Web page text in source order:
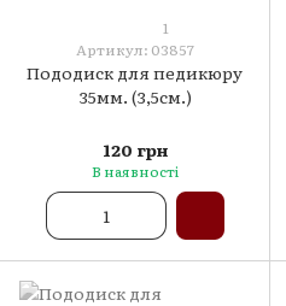
1
Артикул: 03857
Пододиск для педикюру
35мм. (3,5см.)
120 грн
В наявності